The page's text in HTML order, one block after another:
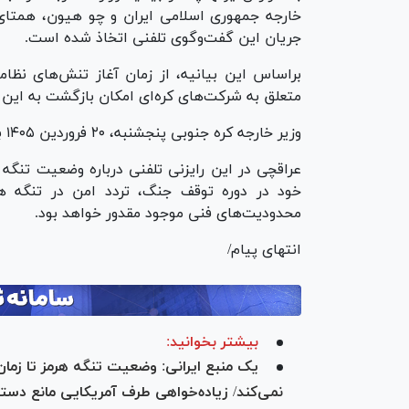
خارجه جمهوری اسلامی ایران و چو هیون،
جریان این گفت‌وگوی تلفنی اتخاذ شده است.
متعلق به شرکت‌های کره‌ای امکان بازگشت به
وزیر خارجه کره جنوبی پنجشنبه، ٢٠ فروردین‌ ۱۴۰۵ با عراقچی به‌صورت تلفنی گفت‌و‌گو کرده بود.
عراقچی در این رایزنی تلفنی درباره وضعیت
خود در دوره توقف جنگ، تردد امن در تنگه
محدودیت‌های فنی موجود مقدور خواهد بود.
انتهای پیام/
بیشتر بخوانید:
یک‌ منبع ایرانی: وضعیت تنگه هرمز تا
نمی‌کند/ زیاده‌خواهی طرف آمریکایی مانع